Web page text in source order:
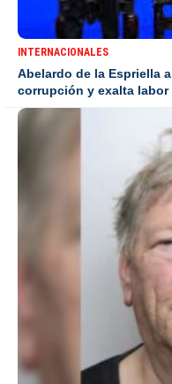
INTERNACIONALES
Abelardo de la Espriella
corrupción y exalta